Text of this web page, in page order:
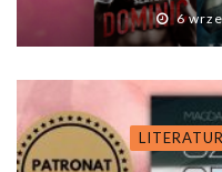
6